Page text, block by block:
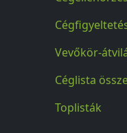
Vevőkör-
Céglista
Toplisták